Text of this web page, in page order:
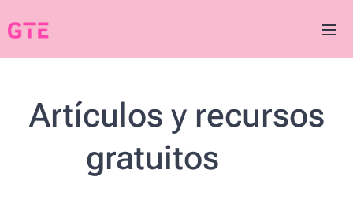
Artículos y recursos
gratuitos